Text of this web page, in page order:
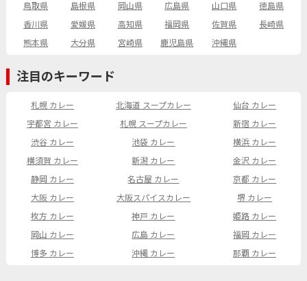
鳥取県
島根県 岡山県 広島県 山口県
徳島県
香川県
愛媛県 高知県 福岡県 佐賀県
長崎県
熊本県
大分県 宮崎県 鹿児島県 沖縄県
注目のキーワード
札幌 カレー 北海道 スープカレー
仙台 カレー
宇都宮 カレー
札幌 スープカレー
新宿 カレー
渋谷 カレー
池袋 カレー
横浜 カレー
横須賀 カレー
新潟 カレー
金沢 カレー
静岡 カレー
名古屋 カレー
京都 カレー
大阪 カレー
大阪スパイスカレー
堺 カレー
枚方 カレー
神戸 カレー
姫路 カレー
岡山 カレー
広島 カレー
福岡 カレー
博多 カレー
沖縄 カレー 那覇 カレー